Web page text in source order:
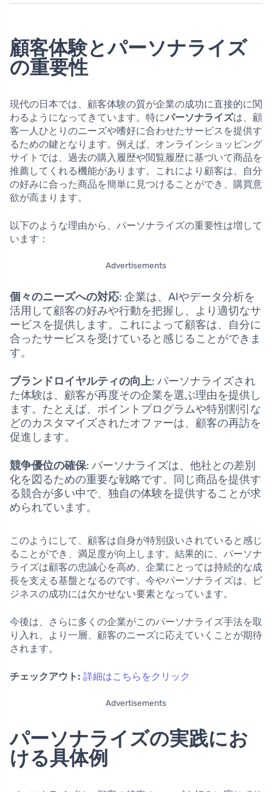
顧客体験とパーソナライズ
の重要性
現代の日本では、顧客体験の質が企業の成功に直接的に関
わるようになってきています。特にパーソナライズは、顧
客一人ひとりのニーズや嗜好に合わせたサービスを提供す
るための鍵となります。例えば、オンラインショッピング
サイトでは、過去の購入履歴や閲覧履歴に基づいて商品を
推薦してくれる機能があります。これにより顧客は、自分
の好みに合った商品を簡単に見つけることができ、購買意
欲が高まります。
以下のような理由から、パーソナライズの重要性は増して
います：
Advertisements
個々のニーズへの対応: 企業は、AIやデータ分析を
活用して顧客の好みや行動を把握し、より適切なサ
ービスを提供します。これによって顧客は、自分に
合ったサービスを受けていると感じることができま
す。
ブランドロイヤルティの向上: パーソナライズされ
た体験は、顧客が再度その企業を選ぶ理由を提供し
ます。たとえば、ポイントプログラムや特別割引な
どのカスタマイズされたオファーは、顧客の再訪を
促進します。
競争優位の確保: パーソナライズは、他社との差別
化を図るための重要な戦略です。同じ商品を提供す
る競合が多い中で、独自の体験を提供することが求
められています。
このようにして、顧客は自身が特別扱いされていると感じ
ることができ、満足度が向上します。結果的に、パーソナ
ライズは顧客の忠誠心を高め、企業にとっては持続的な成
長を支える基盤となるのです。今やパーソナライズは、ビ
ジネスの成功には欠かせない要素となっています。
今後は、さらに多くの企業がこのパーソナライズ手法を取
り入れ、より一層、顧客のニーズに応えていくことが期待
されます。
チェックアウト: 詳細はこちらをクリック
Advertisements
パーソナライズの実践にお
ける具体例